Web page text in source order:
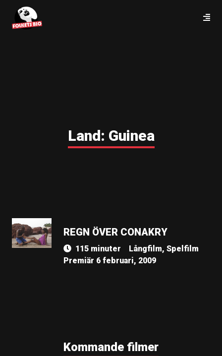
Land: Guinea
REGN ÖVER CONAKRY
115 minuter
Långfilm, Spelfilm
Premiär 6 februari, 2009
Kommande filmer